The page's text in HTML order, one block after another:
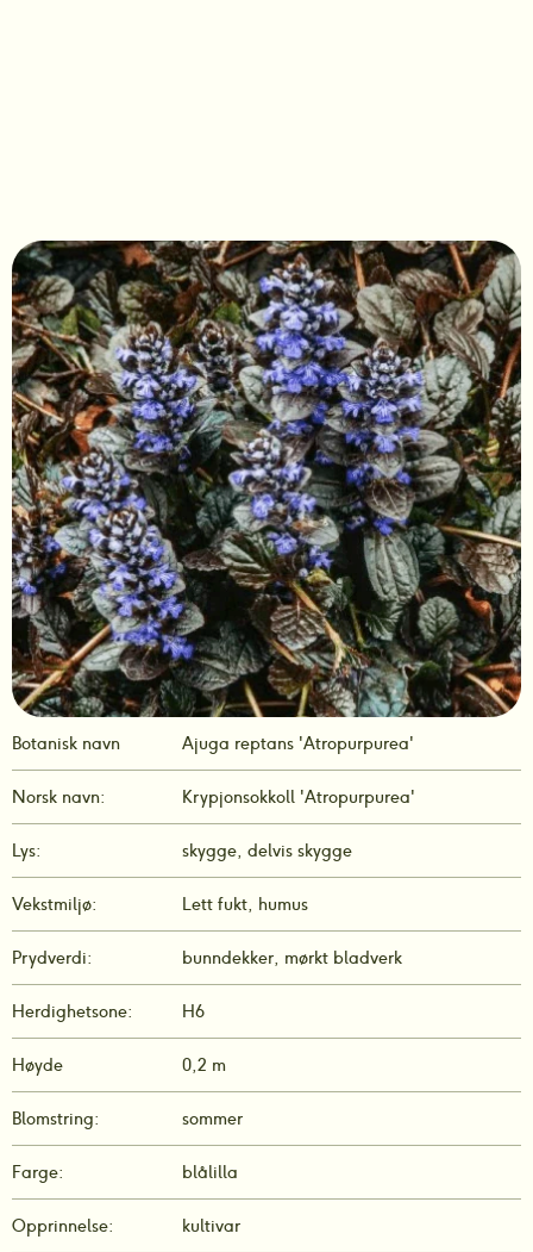
Botanisk navn Ajuga reptans 'Atropurpurea'
Norsk navn: Krypjonsokkoll 'Atropurpurea'
Lys: skygge, delvis skygge
Vekstmiljø: Lett fukt, humus
Prydverdi: bunndekker, mørkt bladverk
Herdighetsone: H6
Høyde 0,2 m
Blomstring: sommer
Farge: blålilla
Opprinnelse: kultivar